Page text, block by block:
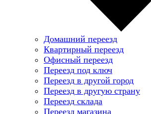
Домашний переезд
Квартирный переезд
Офисный переезд
Переезд под ключ
Переезд в другой город
Переезд в другую страну
Переезд склада
Переезд магазина